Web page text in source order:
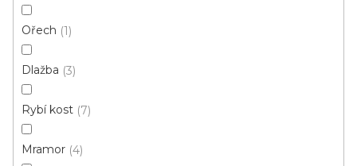
Ořech 1
Dlažba 3
Rybí kost 7
Mramor 4